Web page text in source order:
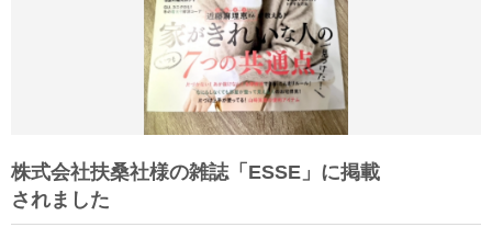
株式会社扶桑社様の雑誌「ESSE」に掲載
されました